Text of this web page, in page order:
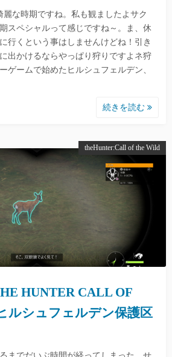
麗な時期ですね。私も観ましたよサク
スペシャルって感じですね～。ま、休
行くという事はしませんけどね！引き
出かけるならやっぱり狩りですよネ狩
ゲームで始めたヒルシュフェルデン、
続きを読む
theHunter:Call of the Wild
HUNTER CALL OF
ルシュフェルデン保護区